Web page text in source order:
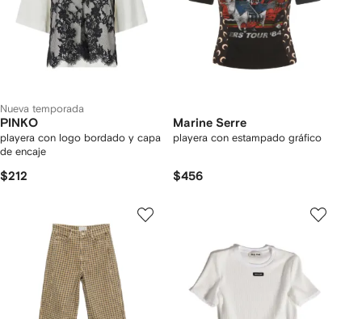
Nueva temporada
PINKO
playera con logo bordado y capa
de encaje
$212
Marine Serre
playera con estampado gráfico
$456